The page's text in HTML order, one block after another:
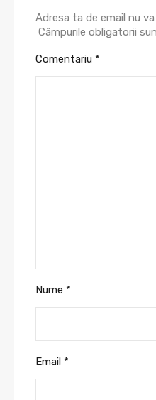
Adresa ta de email nu
Câmpurile obligatorii
Comentariu *
Nume *
Email *